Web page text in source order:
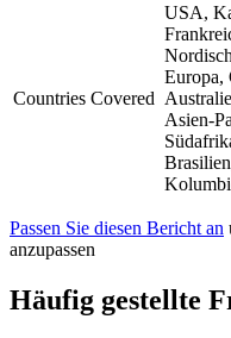
Countries Covered
USA,
Europa,
Asien-
Passen Sie diesen Bericht an
anzupassen
Häufig gestellte